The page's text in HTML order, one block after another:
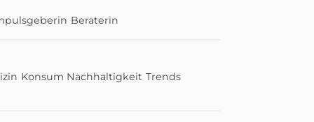
Beraterin
Konsum Nachhaltigkeit Trends